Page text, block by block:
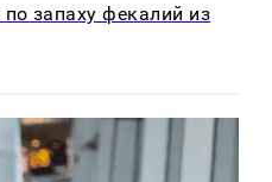
запаху фекалий из